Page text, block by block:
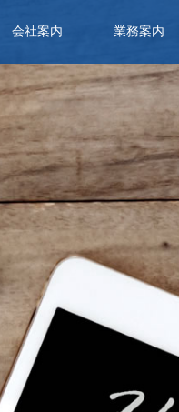
会社案内 業務案内